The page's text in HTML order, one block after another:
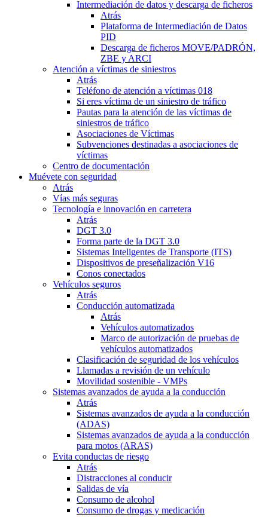
Intermediación de datos y descarga de ficheros
Atrás
Plataforma de Intermediación de Datos
PID
Descarga de ficheros MOVE/PADRÓN,
ZBE y ARCI
Atención a víctimas de siniestros
Atrás
Teléfono de atención a víctimas 018
Si eres víctima de un siniestro de tráfico
Pautas para la atención de las víctimas de
siniestros de tráfico
Asociaciones de Víctimas
Subvenciones destinadas a asociaciones de
víctimas
Centro de documentación
Muévete con seguridad
Atrás
Vías más seguras
Tecnología e innovación en carretera
Atrás
DGT 3.0
Forma parte de la DGT 3.0
Sistemas Inteligentes de Transporte (ITS)
Dispositivos de preseñalización V16
Conos conectados
Vehículos seguros
Atrás
Conducción automatizada
Atrás
Vehículos automatizados
Marco de autorización de pruebas de
vehículos automatizados
Clasificación de seguridad de los vehículos
Llamadas a revisión de un vehículo
Movilidad sostenible - VMPs
Sistemas avanzados de ayuda a la conducción
Atrás
Sistemas avanzados de ayuda a la conducción
(ADAS)
Sistemas avanzados de ayuda a la conducción
para motos (ARAS)
Evita conductas de riesgo
Atrás
Distracciones al conducir
Salidas de vía
Consumo de alcohol
Consumo de drogas y medicación